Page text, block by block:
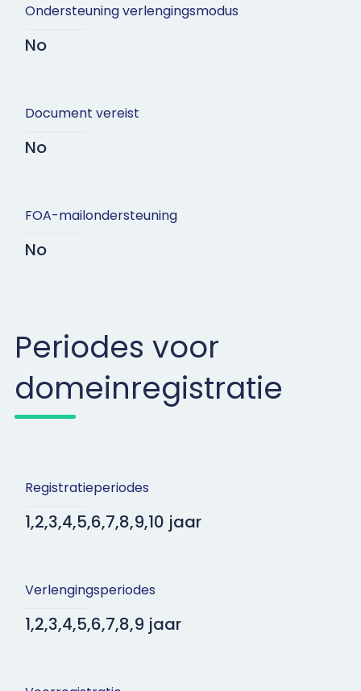
Ondersteuning verlengingsmodus
No
Document vereist
No
FOA-mailondersteuning
No
Periodes voor
domeinregistratie
Registratieperiodes
1,2,3,4,5,6,7,8,9,10 jaar
Verlengingsperiodes
1,2,3,4,5,6,7,8,9 jaar